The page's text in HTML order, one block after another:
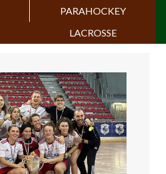
PARAHOCKEY
LACROSSE